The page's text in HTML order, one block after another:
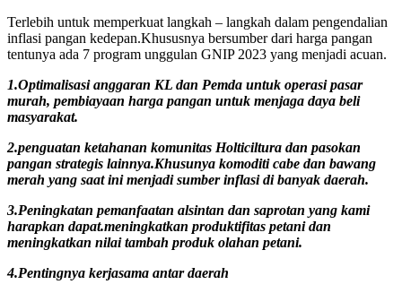
Terlebih untuk memperkuat langkah – langkah dalam pengendalian
inflasi pangan kedepan.Khususnya bersumber dari harga pangan
tentunya ada 7 program unggulan GNIP 2023 yang menjadi acuan.
1.Optimalisasi anggaran KL dan Pemda untuk operasi pasar
murah, pembiayaan harga pangan untuk menjaga daya beli
masyarakat.
2.penguatan ketahanan komunitas Holticiltura dan pasokan
pangan strategis lainnya.Khusunya komoditi cabe dan bawang
merah yang saat ini menjadi sumber inflasi di banyak daerah.
3.Peningkatan pemanfaatan alsintan dan saprotan yang kami
harapkan dapat.meningkatkan produktifitas petani dan
meningkatkan nilai tambah produk olahan petani.
4.Pentingnya kerjasama antar daerah